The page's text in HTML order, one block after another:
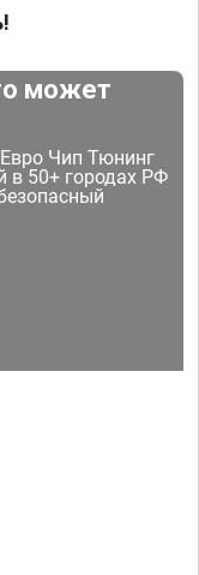
может
Чип Тюнинг
в 50+ городах РФ